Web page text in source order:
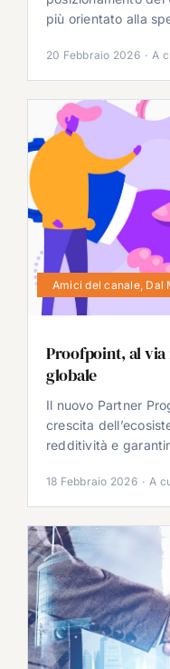
più orientato alla
20 Febbraio 2026 · A
Amici del canale, Dal
Proofpoint, al
globale
Il nuovo Partner
crescita
redditività e
18 Febbraio 2026 · A